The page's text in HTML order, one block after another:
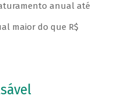
anual até
maior do que R$